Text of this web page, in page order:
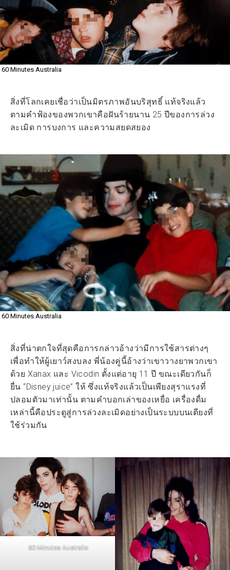
60 Minutes Australia
สิ่งที่โลกเคยเชื่อว่าเป็นมิตรภาพอันบริสุทธิ์ แท้จริงแล้ว
ตามคำฟ้องของพวกเขาคือฝันร้ายนาน 25 ปีของการล่วง
ละเมิด การบงการ และความสยดสยอง
60 Minutes Australia
สิ่งที่น่าตกใจที่สุดคือการกล่าวอ้างว่ามีการใช้สารต่างๆ
เพื่อทำให้ผู้เยาว์สงบลง พี่น้องคู่นี้อ้างว่าเขาวางยาพวกเขา
ด้วย Xanax และ Vicodin ตั้งแต่อายุ 11 ปี ขณะเดียวกันก็
ยื่น “Disney juice” ให้ ซึ่งแท้จริงแล้วเป็นเพียงสุราแรงที่
ปลอมตัวมาเท่านั้น ตามคำบอกเล่าของเหยื่อ เครื่องดื่ม
เหล่านี้คือประตูสู่การล่วงละเมิดอย่างเป็นระบบบนเตียงที่
ใช้ร่วมกัน
60 Minutes Australia